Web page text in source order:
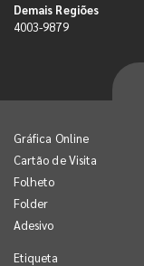
Demais Regiões
4003-9879
Gráfica Online
Cartão de Visita
Folheto
Folder
Adesivo
Etiqueta